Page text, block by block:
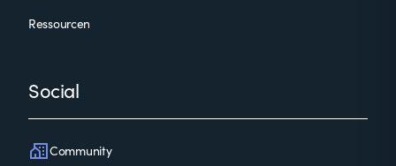
Ressourcen
Social
Community